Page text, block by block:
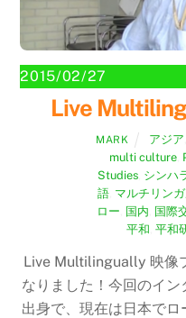
2015/02/27
Live
MARK アジア
multi culture
Studies シンハ
語, マルチリン
ロー 国内 国際
平和 ,平和
Live Multilingually 映像
なりました！今回のイ
出身で、現在は日本で